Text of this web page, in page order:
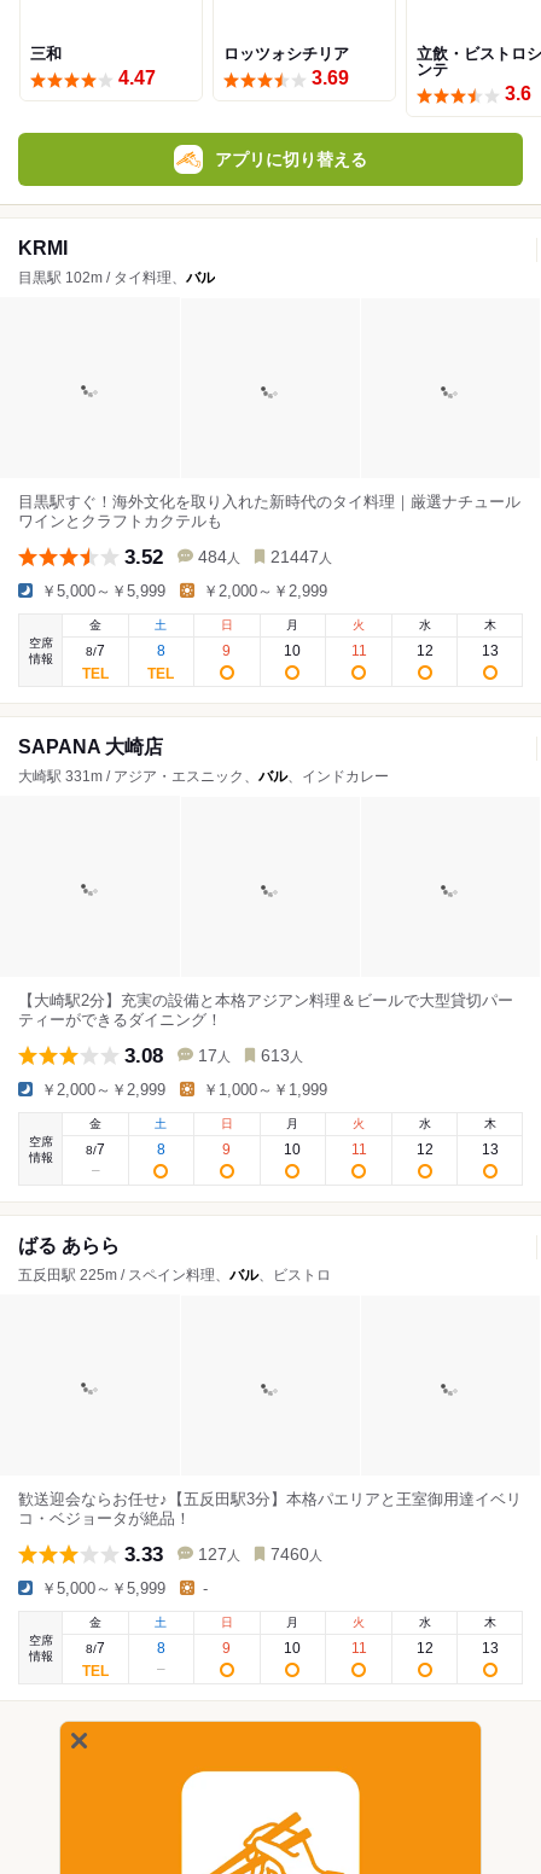
三和
4.47
ロッツォシチリア
3.69
立飲・ビストロ
ンテ
3.6
アプリに切り替える
KRMI
目黒駅 102m / タイ料理、 バル
目黒駅すぐ！海外文化を取り入れた新時代のタイ料理｜厳選ナチュール
ワインとクラフトカクテルも
3.52 484 人 21447 人
￥5,000～￥5,999 ￥2,000～￥2,999
空席
情報
金
8/7
土
8
日
9
月
10
火
11
水
12
木
13
SAPANA 大崎店
大崎駅 331m / アジア・エスニック、 バル、インドカレー
【大崎駅2分】充実の設備と本格アジアン料理＆ビールで大型貸切パー
ティーができるダイニング！
3.08 17 人 613 人
￥2,000～￥2,999 ￥1,000～￥1,999
空席
情報
金
8/7
土
8
日
9
月
10
火
11
水
12
木
13
ばる あらら
五反田駅 225m / スペイン料理、 バル、ビストロ
歓送迎会ならお任せ♪【五反田駅3分】本格パエリアと王室御用達イベリ
コ・ベジョータが絶品！
3.33 127 人 7460 人
￥5,000～￥5,999 -
空席
情報
金
8/7
土
8
日
9
月
10
火
11
水
12
木
13